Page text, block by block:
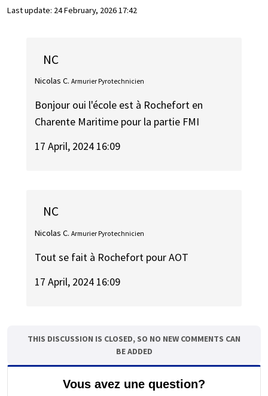
Last update: 24 February, 2026 17:42
NC
Nicolas C. Armurier Pyrotechnicien
Bonjour oui l'école est à Rochefort en
Charente Maritime pour la partie FMI
17 April, 2024 16:09
NC
Nicolas C. Armurier Pyrotechnicien
Tout se fait à Rochefort pour AOT
17 April, 2024 16:09
THIS DISCUSSION IS CLOSED, SO NO NEW COMMENTS CAN
BE ADDED
Vous avez une question?